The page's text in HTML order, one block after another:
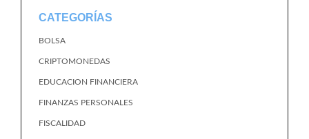
CATEGORÍAS
BOLSA
CRIPTOMONEDAS
EDUCACION FINANCIERA
FINANZAS PERSONALES
FISCALIDAD